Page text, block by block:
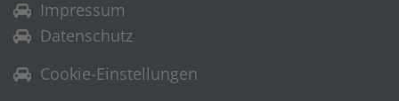
Impressum
Datenschutz
Cookie-Einstellungen